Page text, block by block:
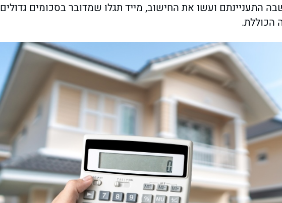
התעניינתם ועשו את החישוב, מייד תגלו שמדובר בסכומים גדולים
הכוללת.